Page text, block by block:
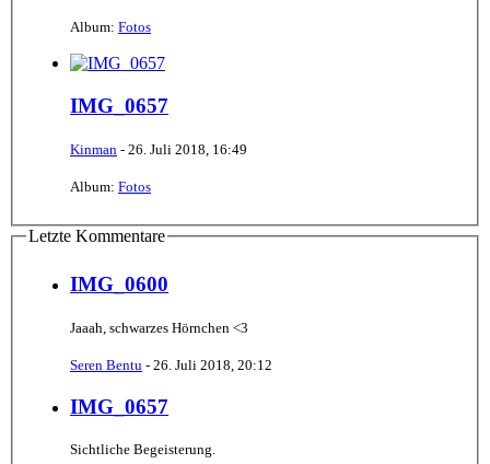
Album: Fotos
IMG_0657
Kinman - 26. Juli 2018, 16:49
Album: Fotos
Letzte Kommentare
IMG_0600
Jaaah, schwarzes Hörnchen <3
Seren Bentu - 26. Juli 2018, 20:12
IMG_0657
Sichtliche Begeisterung.